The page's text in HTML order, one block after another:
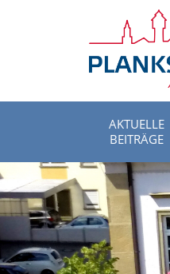
AKTUELLE
BEITRÄGE